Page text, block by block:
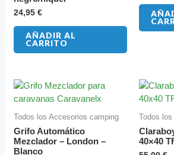
24,95€
AÑADIR AL
CARRITO
Todos los Accesorios camping
Grifo Automático
Mezclador – London –
Blanco
Todos
40×40